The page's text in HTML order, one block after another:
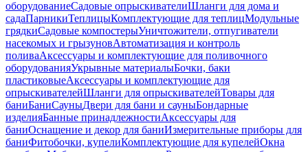
оборудованиеСадовые опрыскивателиШланги для дома и
садаПарникиТеплицыКомплектующие для теплицМодульные
грядкиСадовые компостерыУничтожители, отпугиватели
насекомых и грызуновАвтоматизация и контроль
поливаАксессуары и комплектующие для поливочного
оборудованияУкрывные материалыБочки, баки
пластиковыеАксессуары и комплектующие для
опрыскивателейШланги для опрыскивателейТовары для
баниБаниСауныДвери для бани и сауныБондарные
изделияБанные принадлежностиАксессуары для
баниОснащение и декор для баниИзмерительные приборы для
баниФитобочки, купелиКомплектующие для купелейОкна